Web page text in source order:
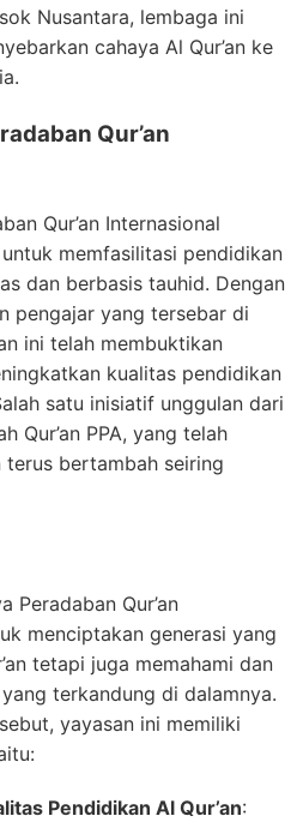
Nusantara, lembaga ini
cahaya Al Qur’an ke
Qur’an
Qur’an Internasional
memfasilitasi pendidikan
dan berbasis tauhid. Dengan
pengajar yang tersebar di
ini telah membuktikan
kualitas pendidikan
satu inisiatif unggulan dari
Qur’an PPA, yang telah
bertambah seiring
Peradaban Qur’an
menciptakan generasi yang
tetapi juga memahami dan
terkandung di dalamnya.
yayasan ini memiliki
Pendidikan Al Qur’an: